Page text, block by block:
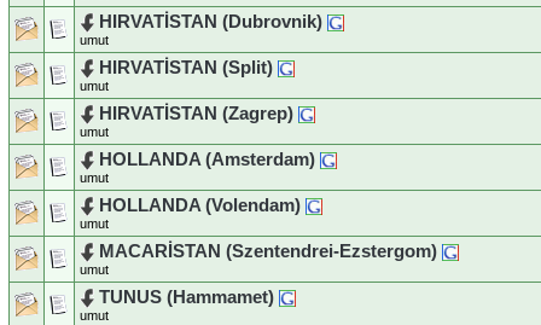
HIRVATİSTAN (Dubrovnik)
umut
HIRVATİSTAN (Split)
umut
HIRVATİSTAN (Zagrep)
umut
HOLLANDA (Amsterdam)
umut
HOLLANDA (Volendam)
umut
MACARİSTAN (Szentendrei-Ezstergom)
umut
TUNUS (Hammamet)
umut